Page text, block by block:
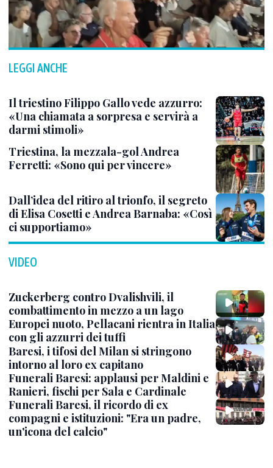
LEGGI ANCHE
Il triestino Filippo Gallo vede azzurro:
«Una chiamata a sorpresa e servirà a
darmi stimoli»
Triestina, la mezzala-gol Andrea
Ferretti: «Sono qui per vincere»
Dall’idea del ritiro al trionfo, il segreto
di Elisa Cosetti e Andrea Barnaba: «Così
ci supportiamo»
VIDEO
Zuckerberg contro Dvalishvili, il
combattimento in mezzo a un lago
Europei nuoto, Pellacani rientra in Italia
con gli azzurri dei tuffi
Baresi, i tifosi del Milan si stringono
intorno al loro ex capitano
Funerali Baresi: applausi per Maldini e
Ranieri, fischi per Sala e Cardinale
Funerali Baresi, il ricordo di ex
compagni e istituzioni: "Era un padre,
un'icona del calcio"